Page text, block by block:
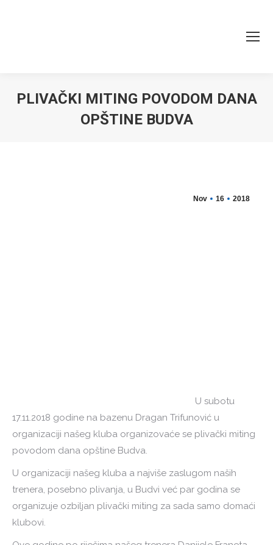
PLIVAČKI MITING POVODOM DANA
OPŠTINE BUDVA
Nov 16 2018
U subotu
17.11.2018 godine na bazenu Dragan Trifunović u
organizaciji našeg kluba organizovaće se plivački miting
povodom dana opštine Budva.
U organizaciji našeg kluba a najviše zaslugom naših
trenera, posebno plivanja, u Budvi već par godina se
organizuje ozbiljan plivački miting za sada samo domaći
klubovi.